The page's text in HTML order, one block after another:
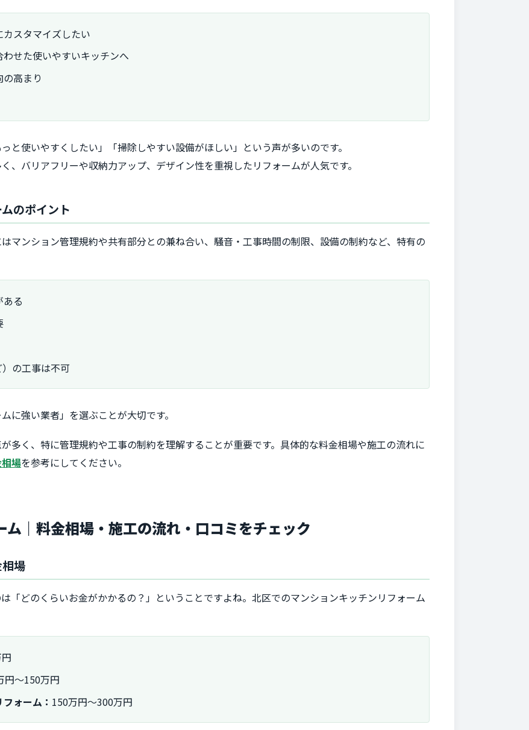
スタマイズしたい
せた使いやすいキッチンへ
高まり
と使いやすくしたい」「掃除しやすい設備がほしい」という声が多いのです。
、バリアフリーや収納力アップ、デザイン性を重視したリフォームが人気です。
のポイント
マンション管理規約や共有部分との兼ね合い、騒音・工事時間の制限、設備の制約など、特有の
る
の工事は不可
に強い業者」を選ぶことが大切です。
多く、特に管理規約や工事の制約を理解することが重要です。具体的な料金相場や施工の流れに
場を参考にしてください。
｜料金相場・施工の流れ・口コミをチェック
場
「どのくらいお金がかかるの？」ということですよね。北区でのマンションキッチンリフォーム
円～150万円
ォーム： 150万円～300万円